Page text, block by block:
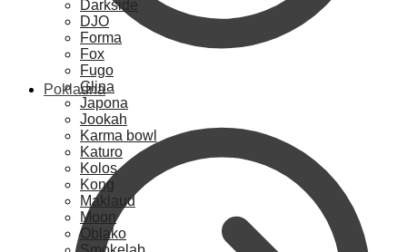
Pokladna
Darkside
DJO
Forma
Fox
Fugo
Glina
Japona
Jookah
Karma bowl
Katuro
Kolos
Kong
Maklaud
Moon
Oblako